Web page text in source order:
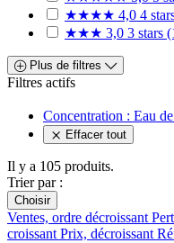
★★★★ 4,0 4
★★★ 3,0 3 stars
Plus de filtres
Filtres actifs
Concentration : Eau
Effacer tout
Il y a 105 produits.
Trier par :
Choisir
Ventes, ordre décroissant
croissant Prix, décroissant